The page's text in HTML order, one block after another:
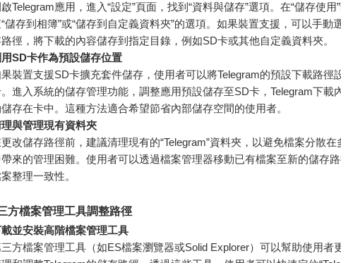
Telegram應用，進入“設定”頁面，找到“資料與儲存”選項。在“儲存使用
儲存到相簿”或“儲存到自定義資料夾”的選項。如果裝置支援，可以手動
徑，將下載的內容儲存到指定目錄，例如SD卡或其他自定義資料夾。
SD卡作為預設儲存位置
裝置支援SD卡擴充套件儲存，使用者可以將Telegram的預設下載路徑
進入系統的儲存管理功能，調整應用預設儲存至SD卡，Telegram下載
存在卡中。這種方法適合希望節省內部儲存空間的使用者。
與管理現有資料夾
改儲存路徑前，建議清理現有的“Telegram”資料夾，以避免檔案分散在
來的管理困難。使用者可以透過檔案管理器移動已有檔案至新的儲存
整理一致性。
方檔案管理工具調整路徑
並安裝高階檔案管理工具
方檔案管理工具（如ES檔案瀏覽器或Solid Explorer）可以幫助使用者